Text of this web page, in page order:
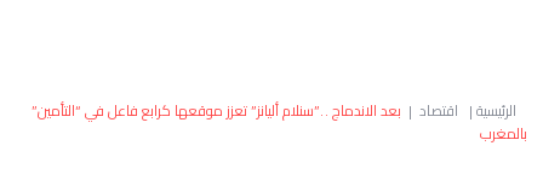
العالم الرئيسية| اقتصاد | بعد الاندماج . .”سنلام أليانز” تعزز موقعها كرابع فاعل في “التأمين”
بالمغرب